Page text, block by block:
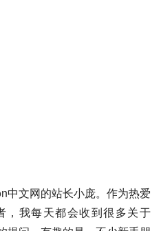
中文网的站长小庞。作为热爱
，我每天都会收到很多关于